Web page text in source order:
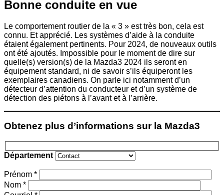
Bonne conduite en vue
Le comportement routier de la « 3 » est très bon, cela est
connu. Et apprécié. Les systèmes d’aide à la conduite
étaient également pertinents. Pour 2024, de nouveaux outils
ont été ajoutés. Impossible pour le moment de dire sur
quelle(s) version(s) de la Mazda3 2024 ils seront en
équipement standard, ni de savoir s’ils équiperont les
exemplaires canadiens. On parle ici notamment d’un
détecteur d’attention du conducteur et d’un système de
détection des piétons à l’avant et à l’arrière.
Obtenez plus d’informations sur la Mazda3
Département
Prénom *
Nom *